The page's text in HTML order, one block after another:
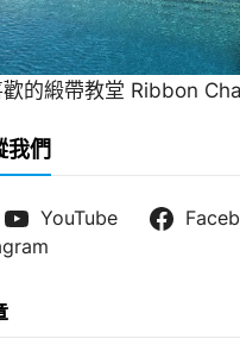
的緞帶教堂 Ribbon
我們
YouTube